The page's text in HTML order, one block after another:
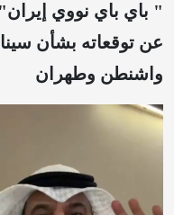
" باي باي نووي
عن توقعاته بشأن
واشنطن وطهران